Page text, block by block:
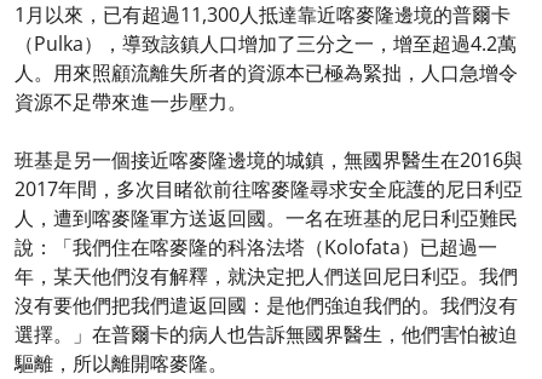
1月以來，已有超過11,300人抵達靠近喀麥隆邊境的普爾卡
（Pulka），導致該鎮人口增加了三分之一，增至超過4.2萬
人。用來照顧流離失所者的資源本已極為緊拙，人口急增令
資源不足帶來進一步壓力。
班基是另一個接近喀麥隆邊境的城鎮，無國界醫生在2016與
2017年間，多次目睹欲前往喀麥隆尋求安全庇護的尼日利亞
人，遭到喀麥隆軍方送返回國。一名在班基的尼日利亞難民
說：「我們住在喀麥隆的科洛法塔（Kolofata）已超過一
年，某天他們沒有解釋，就決定把人們送回尼日利亞。我們
沒有要他們把我們遣返回國：是他們強迫我們的。我們沒有
選擇。」在普爾卡的病人也告訴無國界醫生，他們害怕被迫
驅離，所以離開喀麥隆。